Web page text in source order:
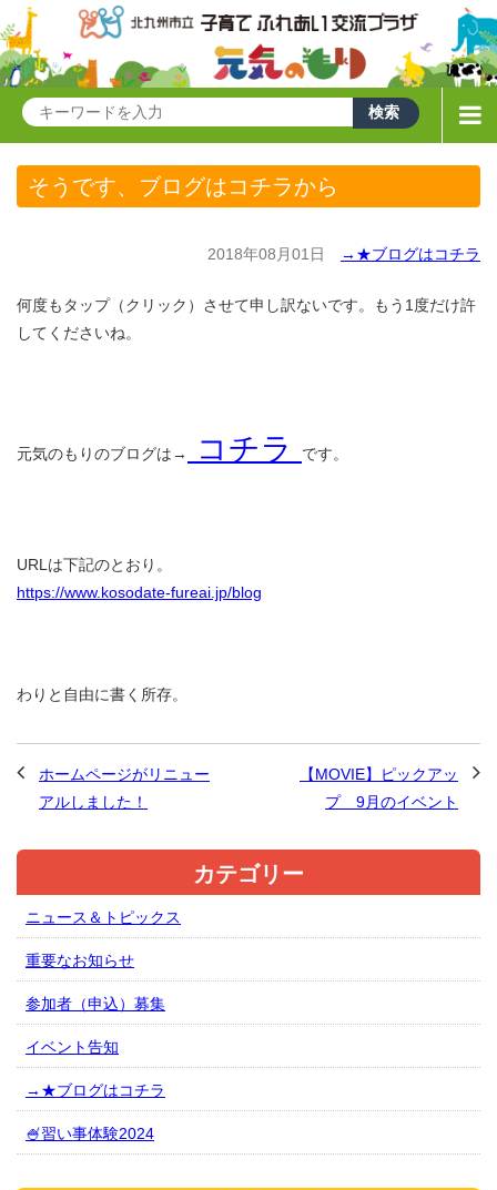
そうです、ブログはコチラから
2018年08月01日 →★ブログはコチラ
何度もタップ（クリック）させて申し訳ないです。もう1度だけ許
してくださいね。
元気のもりのブログは→ コチラ です。
URLは下記のとおり。
https://www.kosodate-fureai.jp/blog
わりと自由に書く所存。
ホームページがリニュー
アルしました！
【MOVIE】ピックアッ
プ 9月のイベント
カテゴリー
ニュース＆トピックス
重要なお知らせ
参加者（申込）募集
イベント告知
→★ブログはコチラ
🍧習い事体験2024